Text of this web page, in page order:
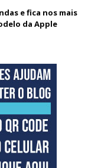
e fica nos mais
da Apple